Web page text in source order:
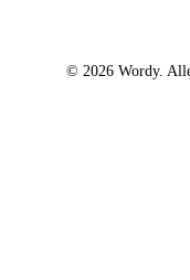
© 2026 Wordy.